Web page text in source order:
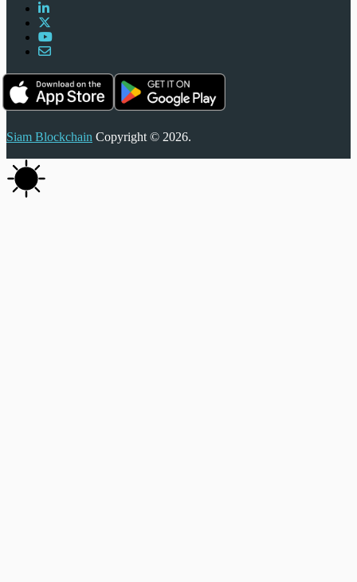
Siam Blockchain Copyright © 2026.